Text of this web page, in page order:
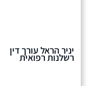
יניר הראל עורך דין
רשלנות רפואית